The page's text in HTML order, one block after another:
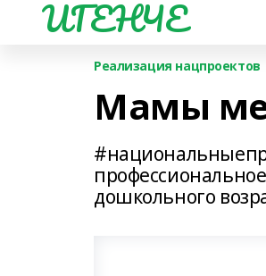
ИГЕНЧЕ
Реализация нацпроектов
Мамы
дошкольного